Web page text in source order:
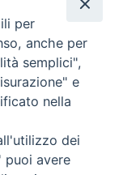
a
.
Seguici su
per
anche per
semplici",
e
nella
dei
puoi avere